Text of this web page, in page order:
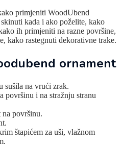
primjeniti WoodUbend
kada i ako poželite, kako
ih primjeniti na razne površine,
kako rastegnuti dekorativne trake.
ornament
sušila na vrući zrak.
površinu i na stražnju stranu
površinu.
štapićem za uši, vlažnom